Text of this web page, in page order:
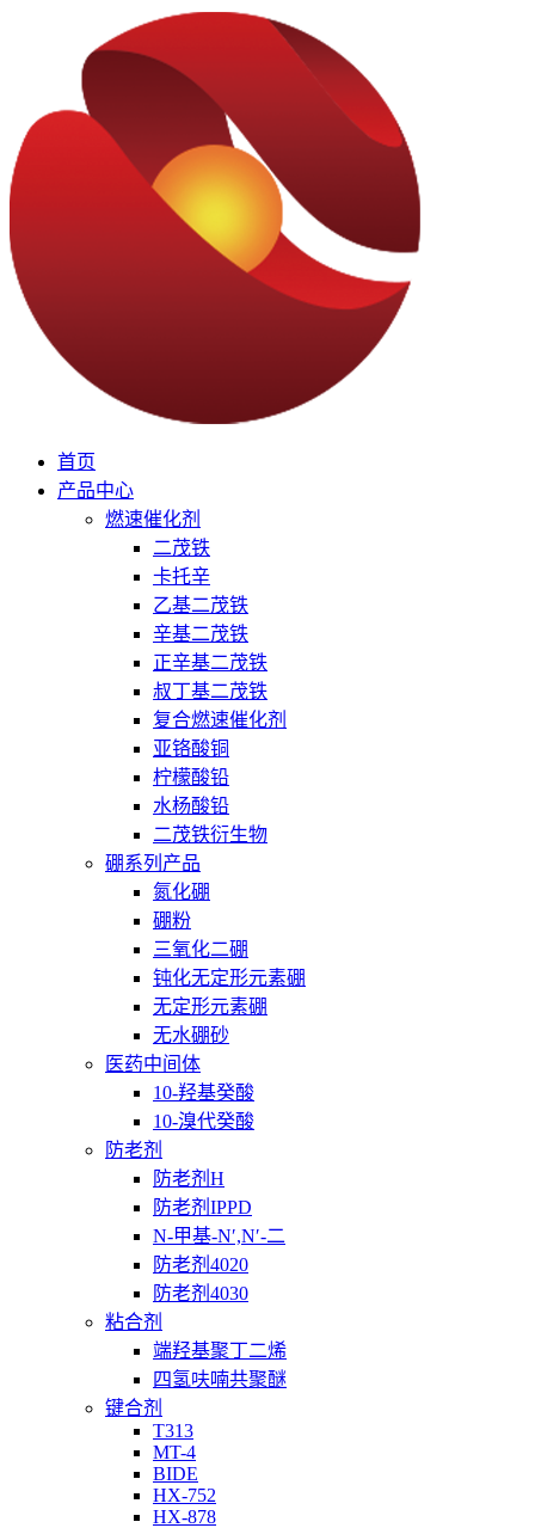
首页
产品中心
燃速催化剂
二茂铁
卡托辛
乙基二茂铁
辛基二茂铁
正辛基二茂铁
叔丁基二茂铁
复合燃速催化剂
亚铬酸铜
柠檬酸铅
水杨酸铅
二茂铁衍生物
硼系列产品
氮化硼
硼粉
三氧化二硼
钝化无定形元素硼
无定形元素硼
无水硼砂
医药中间体
10-羟基癸酸
10-溴代癸酸
防老剂
防老剂H
防老剂IPPD
N-甲基-N′,N′-二
防老剂4020
防老剂4030
粘合剂
端羟基聚丁二烯
四氢呋喃共聚醚
键合剂
T313
MT-4
BIDE
HX-752
HX-878